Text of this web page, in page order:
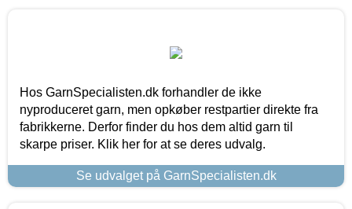
Hos GarnSpecialisten.dk forhandler de ikke
nyproduceret garn, men opkøber restpartier direkte fra
fabrikkerne. Derfor finder du hos dem altid garn til
skarpe priser. Klik her for at se deres udvalg.
Se udvalget på GarnSpecialisten.dk